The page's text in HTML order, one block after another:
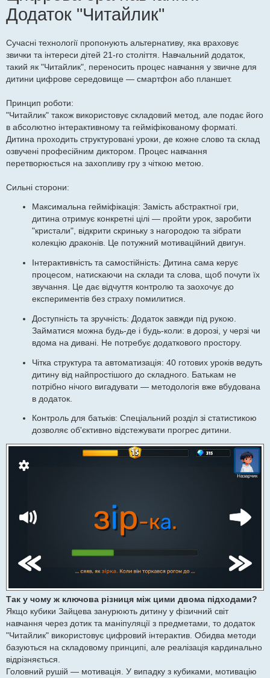
Додаток "Читайлик"
Сучасні технології пропонують альтернативу, яка враховує
звички та інтереси дітей 21-го століття. Навчальний додаток,
такий як "Читайлик", переносить процес навчання у звичне для
дитини цифрове середовище — смартфон або планшет.
Принцип роботи:
"Читайлик" також використовує складовий метод, але подає його
в абсолютно інтерактивному та гейміфікованому форматі.
Дитина проходить структуровані уроки, де кожне слово та склад
озвучені професійним диктором. Процес навчання
перетворюється на захопливу гру з чіткою метою.
Сильні сторони:
Максимальна гейміфікація: Замість абстрактної гри,
дитина отримує конкретні цілі — пройти урок, заробити
"кристали", відкрити скриньку з нагородою та зібрати
колекцію драконів. Це потужний мотиваційний двигун.
Інтерактивність та самостійність: Дитина сама керує
процесом, натискаючи на склади та слова, щоб почути їх
звучання. Це дає відчуття контролю та заохочує до
експериментів без страху помилитися.
Доступність та зручність: Додаток завжди під рукою.
Займатися можна будь-де і будь-коли: в дорозі, у черзі чи
вдома на дивані. Не потребує додаткового простору.
Чітка структура та автоматизація: 40 готових уроків ведуть
дитину від найпростішого до складного. Батькам не
потрібно нічого вигадувати — методологія вже вбудована
в додаток.
Контроль для батьків: Спеціальний розділ зі статистикою
дозволяє об'єктивно відстежувати прогрес дитини.
Так у чому ж ключова різниця між цими двома підходами?
Якщо кубики Зайцева занурюють дитину у фізичний світ
навчання через дотик та маніпуляції з предметами, то додаток
"Читайлик" використовує цифровий інтерактив. Обидва методи
базуються на складовому принципі, але реалізація кардинально
відрізняється.
Головний рушій — мотивація. У випадку з кубиками, мотивацію